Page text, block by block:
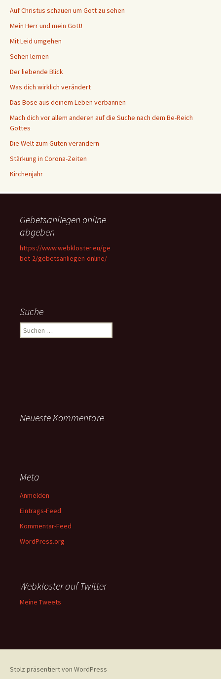
Auf Christus schauen um Gott zu sehen
Mein Herr und mein Gott!
Mit Leid umgehen
Sehen lernen
Der liebende Blick
Was dich wirklich verändert
Das Böse aus deinem Leben verbannen
Mach dich vor allem anderen auf die Suche nach dem Be-Reich
Gottes
Die Welt zum Guten verändern
Stärkung in Corona-Zeiten
Kirchenjahr
Gebetsanliegen online
abgeben
https://www.webkloster.eu/ge
bet-2/gebetsanliegen-online/
Suche
Suchen
nach:
Neueste Kommentare
Meta
Anmelden
Eintrags-Feed
Kommentar-Feed
WordPress.org
Webkloster auf Twitter
Meine Tweets
Stolz präsentiert von WordPress